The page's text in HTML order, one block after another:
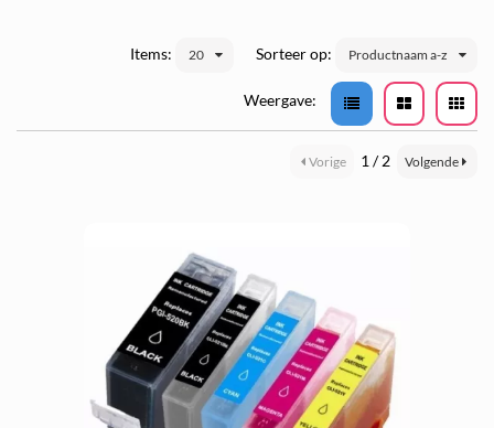
Sorteer op: Productnaam a-z
Items: 20
Weergave:
Vorige 1 / 2 Volgende